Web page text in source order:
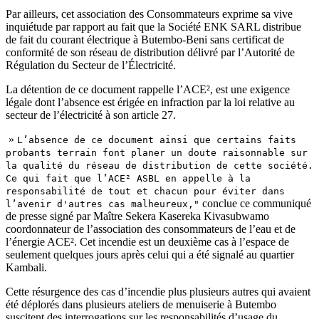
Par ailleurs, cet association des Consommateurs exprime sa vive
inquiétude par rapport au fait que la Société ENK SARL distribue
de fait du courant électrique à Butembo-Beni sans certificat de
conformité de son réseau de distribution délivré par l’Autorité de
Régulation du Secteur de l’Électricité.
La détention de ce document rappelle l’ACE², est une exigence
légale dont l’absence est érigée en infraction par la loi relative au
secteur de l’électricité à son article 27.
» L’absence de ce document ainsi que certains faits
probants terrain font planer un doute raisonnable sur
la qualité du réseau de distribution de cette société.
Ce qui fait que l’ACE² ASBL en appelle à la
responsabilité de tout et chacun pour éviter dans
l’avenir d'autres cas malheureux," conclue ce communiqué
de presse signé par Maître Sekera Kasereka Kivasubwamo
coordonnateur de l’association des consommateurs de l’eau et de
l’énergie ACE². Cet incendie est un deuxième cas à l’espace de
seulement quelques jours après celui qui a été signalé au quartier
Kambali.
Cette résurgence des cas d’incendie plus plusieurs autres qui avaient
été déplorés dans plusieurs ateliers de menuiserie à Butembo